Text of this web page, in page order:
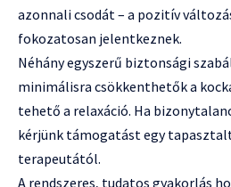
azonnali csodát – a pozitív
fokozatosan jelentkeznek.
Néhány egyszerű biztonsági
minimálisra csökkenthetők a
tehető a relaxáció. Ha
kérjünk támogatást egy
terapeutától.
A rendszeres, tudatos gyakorlás